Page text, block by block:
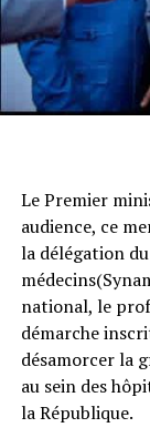
Le Premier
audience, ce
la délégation
national, le
démarche
désamorcer la
au sein des
la République.